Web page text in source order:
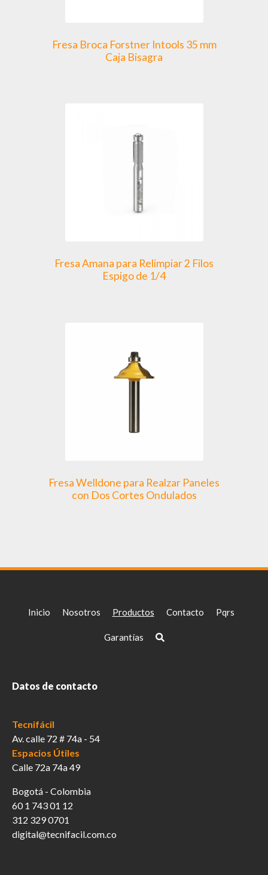
Fresa Broca Forstner Intools 35 mm
Caja Bisagra
Fresa Amana para Relimpiar 2 Filos
Espigo de 1/4
Fresa Welldone para Realzar Paneles
con Dos Cortes Ondulados
Inicio Nosotros Productos Contacto Pqrs
Garantías
Datos de contacto
Tecnifácil
Av. calle 72 # 74a - 54
Espacios Útiles
Calle 72a 74a 49
Bogotá - Colombia
60 1 743 01 12
312 329 0701
digital@tecnifacil.com.co